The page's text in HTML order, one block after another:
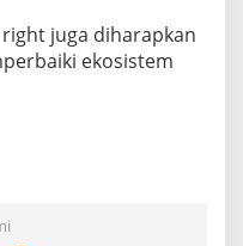
juga diharapkan
ekosistem